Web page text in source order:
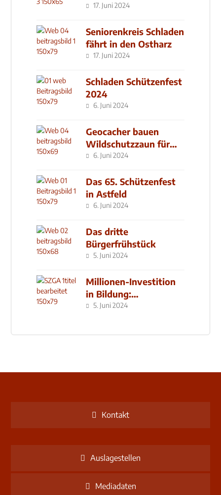
17. Juni 2024
Seniorenkreis Schladen
fährt in den Ostharz
17. Juni 2024
Schladen Schützenfest
2024
6. Juni 2024
Geocacher bauen
Wildschutzzaun für
den MachMit! Wald
6. Juni 2024
Das 65. Schützenfest
in Astfeld
6. Juni 2024
Das dritte
Bürgerfrühstück
5. Juni 2024
Millionen-Investition
in Bildung:
Schulzentrum-Neubau
5. Juni 2024
Kontakt
Auslagestellen
Mediadaten